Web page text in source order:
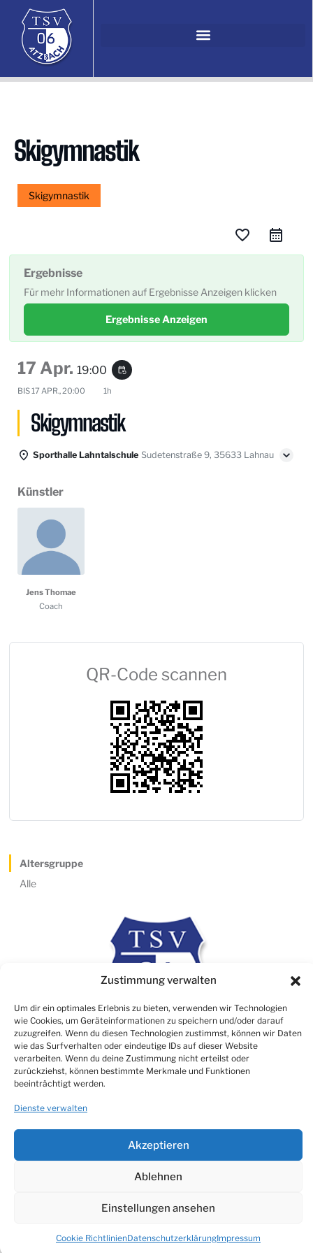
Zustimmung verwalten
Um dir ein optimales Erlebnis zu bieten, verwenden wir Technologien
wie Cookies, um Geräteinformationen zu speichern und/oder darauf
zuzugreifen. Wenn du diesen Technologien zustimmst, können wir Daten
wie das Surfverhalten oder eindeutige IDs auf dieser Website
verarbeiten. Wenn du deine Zustimmung nicht erteilst oder
zurückziehst, können bestimmte Merkmale und Funktionen
beeinträchtigt werden.
Dienste verwalten
Akzeptieren
Ablehnen
Einstellungen ansehen
Cookie RichtlinienDatenschutzerklärungImpressum
Skigymnastik
Skigymnastik
favorite_border
Ergebnisse
Für mehr Informationen auf Ergebnisse Anzeigen klicken
Ergebnisse Anzeigen
17 Apr. 19:00 event_repeat
BIS17 APR., 20:00 1h
Skigymnastik
Sporthalle Lahntalschule Sudetenstraße 9, 35633 Lahnau
Künstler
Jens Thomae
Coach
QR-Code scannen
Altersgruppe
Alle
Rechtliches
Impressum